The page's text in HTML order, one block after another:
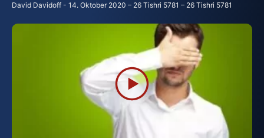
David Davidoff 14. Oktober 2020 – 26 Tishri 5781 – 26 Tishri 5781